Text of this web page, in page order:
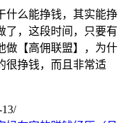
什么能挣钱，其实能挣
了，这段时间，只要有
做【高佣联盟】，为什
很挣钱，而且非常适
13/